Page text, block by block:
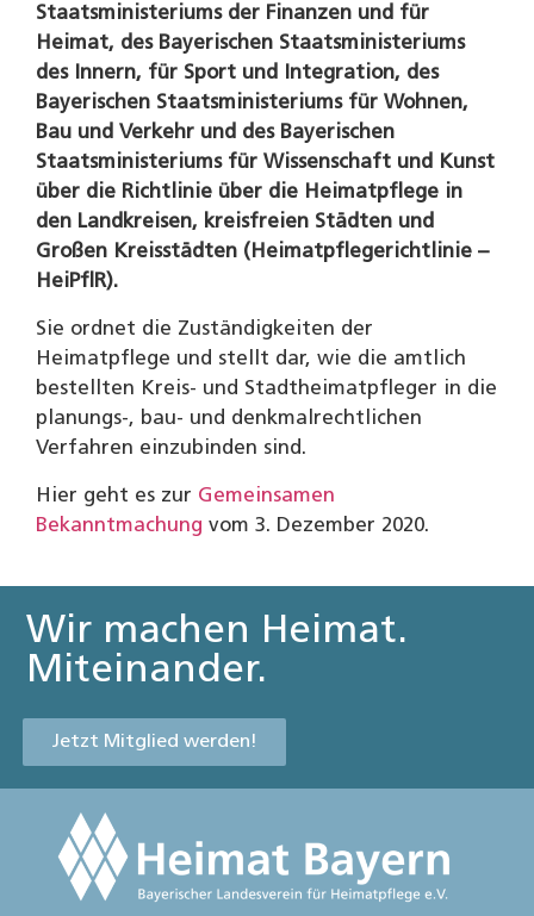
Staatsministeriums der Finanzen und für
Heimat, des Bayerischen Staatsministeriums
des Innern, für Sport und Integration, des
Bayerischen Staatsministeriums für Wohnen,
Bau und Verkehr und des Bayerischen
Staatsministeriums für Wissenschaft und Kunst
über die Richtlinie über die Heimatpflege in
den Landkreisen, kreisfreien Städten und
Großen Kreisstädten (Heimatpflegerichtlinie –
HeiPflR).
Sie ordnet die Zuständigkeiten der
Heimatpflege und stellt dar, wie die amtlich
bestellten Kreis- und Stadtheimatpfleger in die
planungs-, bau- und denkmalrechtlichen
Verfahren einzubinden sind.
Hier geht es zur Gemeinsamen
Bekanntmachung vom 3. Dezember 2020.
Wir machen Heimat.
Miteinander.
Jetzt Mitglied werden!